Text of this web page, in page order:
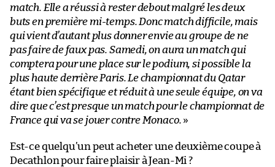
match. Elle a réussi à rester debout malgré les deux
buts en première mi-temps. Donc match difficile, mais
qui vient d’autant plus donner envie au groupe de ne
pas faire de faux pas. Samedi, on aura un match qui
comptera pour une place sur le podium, si possible la
plus haute derrière Paris. Le championnat du Qatar
étant bien spécifique et réduit à une seule équipe, on va
dire que c’est presque un match pour le championnat de
France qui va se jouer contre Monaco. »
Est-ce quelqu’un peut acheter une deuxième coupe à
Decathlon pour faire plaisir à Jean-Mi ?